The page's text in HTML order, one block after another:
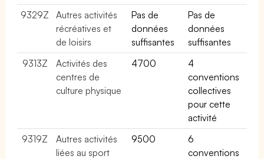
9329Z
Autres activités
récréatives et
de loisirs
Pas de
données
suffisantes
Pas de
données
suffisantes
9313Z
Activités des
centres de
culture physique
4700
4
conventions
collectives
pour cette
activité
9319Z
Autres activités
liées au sport
9500
6
conventions